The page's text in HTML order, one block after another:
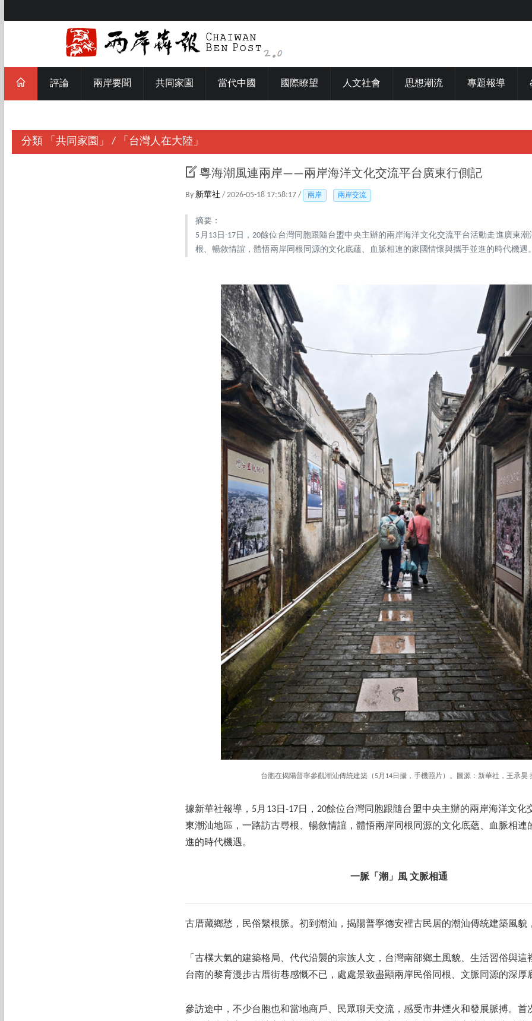
評論 兩岸要聞 共同家園 當代中國 國際瞭望 人文社會 思想潮流 專題報導
分類 「共同家園」 / 「台灣人在大陸」
粵海潮風連兩岸——兩岸海洋文化交流平台廣東行側記
By 新華社 / 2026-05-18 17:58:17 / 兩岸 兩岸交流
摘要：
5月13日-17日，20餘位台灣同胞跟隨台盟中央主辦的兩岸海洋文化交流平台活動走進廣東
根、暢敘情誼，體悟兩岸同根同源的文化底蘊、血脈相連的家國情懷與攜手並進的時代機遇
台胞在揭陽普寧參觀潮汕傳統建築（5月14日攝，手機照片）。圖源：新華社，王承昊
據新華社報導，5月13日-17日，20餘位台灣同胞跟隨台盟中央主辦的兩岸海洋文化
東潮汕地區，一路訪古尋根、暢敘情誼，體悟兩岸同根同源的文化底蘊、血脈相連
進的時代機遇。
一脈「潮」風 文脈相通
古厝藏鄉愁，民俗繫根脈。初到潮汕，揭陽普寧德安裡古民居的潮汕傳統建築風貌
「古樸大氣的建築格局、代代沿襲的宗族人文，台灣南部鄉土風貌、生活習俗與這
台南的黎育漫步古厝街巷感慨不已，處處景致盡顯兩岸民俗同根、文脈同源的深厚
參訪途中，不少台胞也和當地商戶、民眾聊天交流，感受市井煙火和發展脈搏。首